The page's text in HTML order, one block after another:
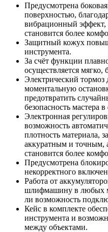
Предусмотрена
поверхностью,
вибрационный
становится более
Защитный кожух
инструмента.
За счёт функции
осуществляется мягко,
Электрический тормоз
моментальную
предотвратить
безопасность мастера
Электронная
возможность
плотность материала,
аккуратным и точным,
становится более
Предусмотрена
некорректного
Работа от
шлифмашину в любых
ли возможность
Кейс в комплекте
инструмента и
между объектами.